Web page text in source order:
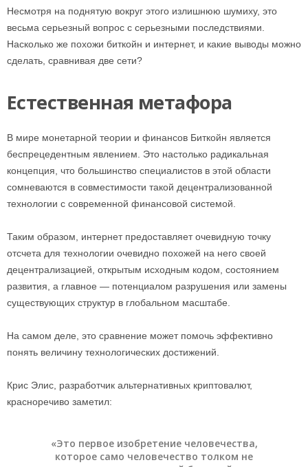
Несмотря на поднятую вокруг этого излишнюю шумиху, это
весьма серьезный вопрос с серьезными последствиями.
Насколько же похожи биткойн и интернет, и какие выводы можно
сделать, сравнивая две сети?
Eстественная метафора
В мире монетарной теории и финансов Биткойн является
беспрецедентным явлением. Это настолько радикальная
концепция, что большинство специалистов в этой области
сомневаются в совместимости такой децентрализованной
технологии с современной финансовой системой.
Таким образом, интернет предоставляет очевидную точку
отсчета для технологии очевидно похожей на него своей
децентрализацией, открытым исходным кодом, состоянием
развития, а главное — потенциалом разрушения или замены
существующих структур в глобальном масштабе.
На самом деле, это сравнение может помочь эффективно
понять величину технологических достижений.
Крис Элис, разработчик альтернативных криптовалют,
красноречиво заметил:
«Это первое изобретение человечества,
которое само человечество толком не